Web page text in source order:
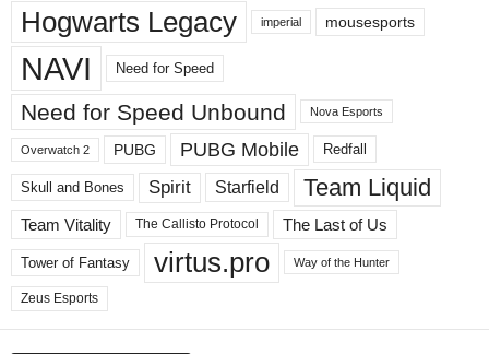
Hogwarts Legacy imperial mousesports
NAVI Need for Speed
Need for Speed ​​Unbound Nova Esports
Overwatch 2 PUBG PUBG Mobile Redfall
Skull and Bones Spirit Starfield Team Liquid
Team Vitality The Callisto Protocol The Last of Us
Tower of Fantasy virtus.pro Way of the Hunter
Zeus Esports